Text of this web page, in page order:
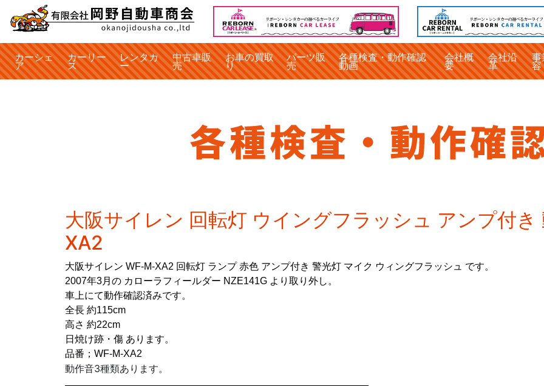
カーシェ
ア
カーリー
ス
レンタカ
ー
中古車販
売
お車の買取
り
パーツ販
売
各種検査・動作確認
動画
会社概
要
会社沿
革
事
容
大阪サイレン 回転灯 ウイングフラッシュ アンプ付
XA2
大阪サイレン WF-M-XA2 回転灯 ランプ 赤色 アンプ付き 警光灯 マイク ウィングフラッシュ です。
2007年3月の カローラフィールダー NZE141G より取り外し。
車上にて動作確認済みです。
全長 約115cm
高さ 約22cm
日焼け跡・傷 あります。
品番；WF-M-XA2
動作音3種類あります。